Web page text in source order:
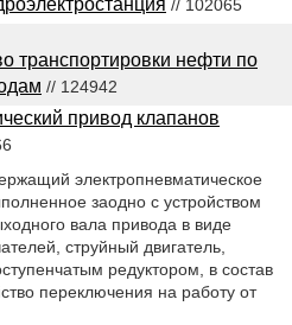
// 102065
транспортировки нефти по
// 124942
привод клапанов
электропневматическое
заодно с устройством
вала привода в виде
струйный двигатель,
редуктором, в состав
переключения на работу от